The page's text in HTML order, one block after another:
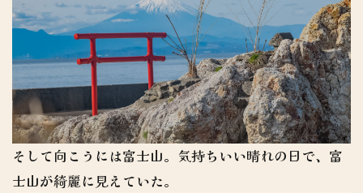
そして向こうには富士山。気持ちいい晴れの日で、富
士山が綺麗に見えていた。